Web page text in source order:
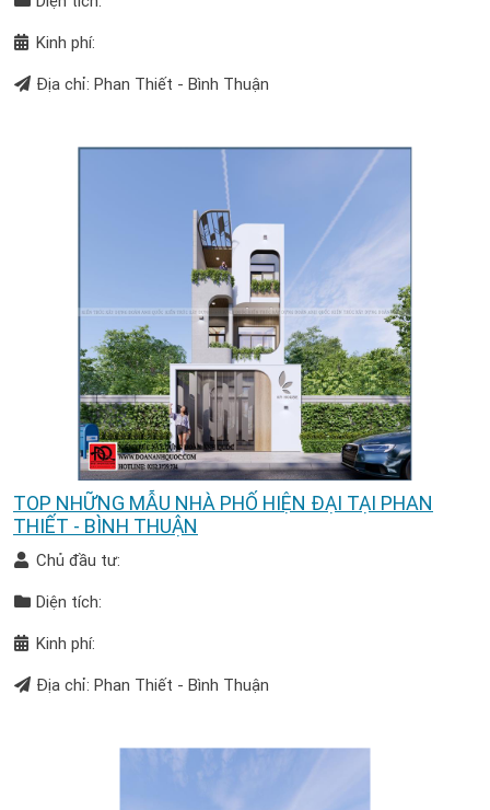
Kinh phí:
Địa chỉ: Phan Thiết - Bình Thuận
TOP NHỮNG MẪU NHÀ PHỐ HIỆN ĐẠI TẠI PHAN
THIẾT - BÌNH THUẬN
Chủ đầu tư:
Diện tích:
Kinh phí:
Địa chỉ: Phan Thiết - Bình Thuận